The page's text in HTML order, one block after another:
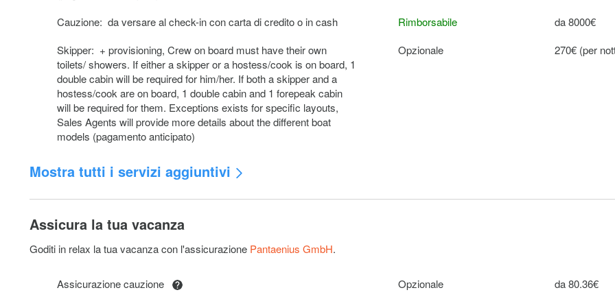
Cauzione: da versare al check-in con carta di credito o in cash Rimborsabile
da 8000€
Skipper: + provisioning, Crew on board must have their own
toilets/ showers. If either a skipper or a hostess/cook is on board, 1
double cabin will be required for him/her. If both a skipper and a
hostess/cook are on board, 1 double cabin and 1 forepeak cabin
will be required for them. Exceptions exists for specific layouts,
Sales Agents will provide more details about the different boat
models (pagamento anticipato)
Opzionale 270€ (per
Mostra tutti i servizi aggiuntivi
Cambio equipaggio: Any crew change during the charter is subject
to € 250.- additional cost. The charge includes administration cost,
change of bed linen and towels and one night at DYC ponton
(marina fee included only if the same base than start base). It
Opzionale
250€ (per
Assicura la tua vacanza
Goditi in relax la tua vacanza con l'assicurazione Pantaenius GmbH.
Assicurazione cauzione Opzionale
da 80.36€